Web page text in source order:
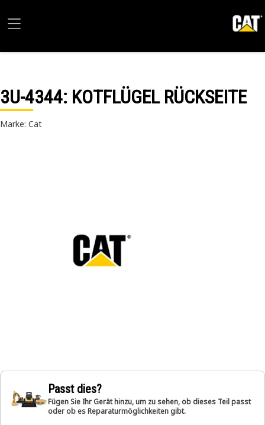
3U-4344: KOTFLÜGEL RÜCKSEITE
Marke: Cat
Passt dies?
Fügen Sie Ihr Gerät hinzu, um zu sehen, ob dieses Teil passt
oder ob es Reparaturmöglichkeiten gibt.